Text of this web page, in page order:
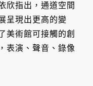
欣指出，通道空間
呈現出更高的變
美術館可接觸的創
表演、聲音、錄像